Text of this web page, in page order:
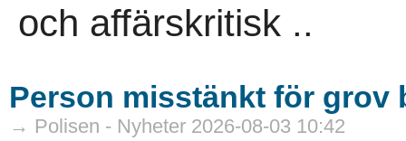
och affärskritisk ..
Person misstänkt för grov
→ Polisen - Nyheter 2026-08-03 10:42